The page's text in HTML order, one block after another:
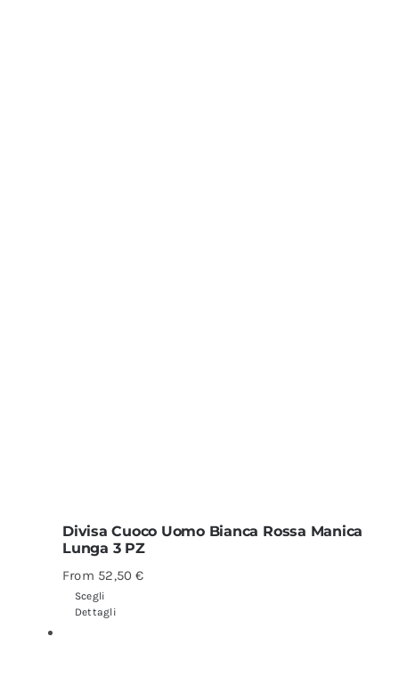
Divisa Cuoco Uomo Bianca Rossa Manica
Lunga 3 PZ
From 52,50€
Scegli
Dettagli